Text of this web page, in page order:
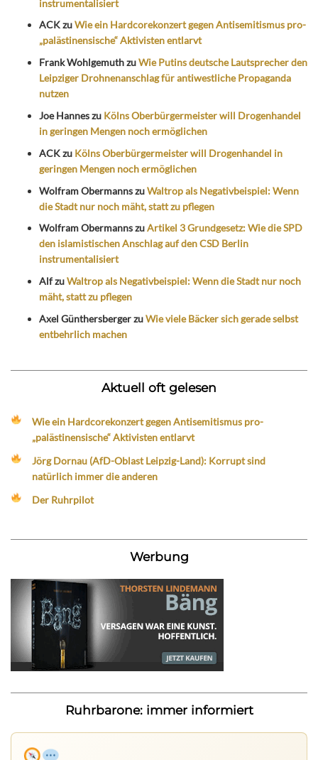
instrumentalisiert
ACKzuWie ein Hardcorekonzert gegen Antisemitismus pro-
„palästinensische“ Aktivisten entlarvt
Frank WohlgemuthzuWie Putins deutsche Lautsprecher den
Leipziger Drohnenanschlag für antiwestliche Propaganda
nutzen
Joe Hanneszu Kölns Oberbürgermeister will Drogenhandel
in geringen Mengen noch ermöglichen
ACKzu Kölns Oberbürgermeister will Drogenhandel in
geringen Mengen noch ermöglichen
Wolfram ObermannszuWaltrop als Negativbeispiel: Wenn
die Stadt nur noch mäht, statt zu pflegen
Wolfram ObermannszuArtikel 3 Grundgesetz: Wie die SPD
den islamistischen Anschlag auf den CSD Berlin
instrumentalisiert
AlfzuWaltrop als Negativbeispiel: Wenn die Stadt nur noch
mäht, statt zu pflegen
Axel GünthersbergerzuWie viele Bäcker sich gerade selbst
entbehrlich machen
Aktuell oft gelesen
Wie ein Hardcorekonzert gegen Antisemitismus pro-
„palästinensische“ Aktivisten entlarvt
Jörg Dornau (AfD-Oblast Leipzig-Land): Korrupt sind
natürlich immer die anderen
Der Ruhrpilot
Werbung
Ruhrbarone: immer informiert